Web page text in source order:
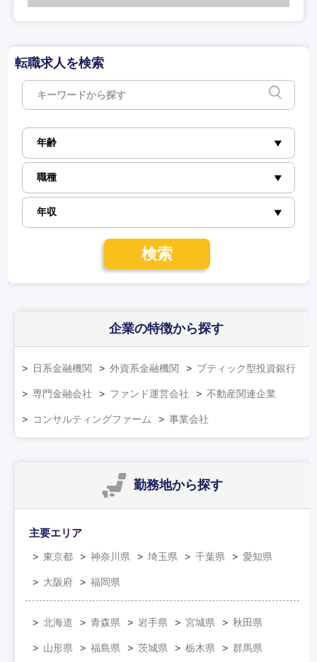
転職求人を検索
検索
企業の特徴から探す
日系金融機関 外資系金融機関 ブティック型投資銀行
専門金融会社 ファンド運営会社 不動産関連企業
コンサルティングファーム 事業会社
勤務地から探す
主要エリア
東京都 神奈川県 埼玉県 千葉県 愛知県
大阪府 福岡県
北海道 青森県 岩手県 宮城県 秋田県
山形県 福島県 茨城県 栃木県 群馬県